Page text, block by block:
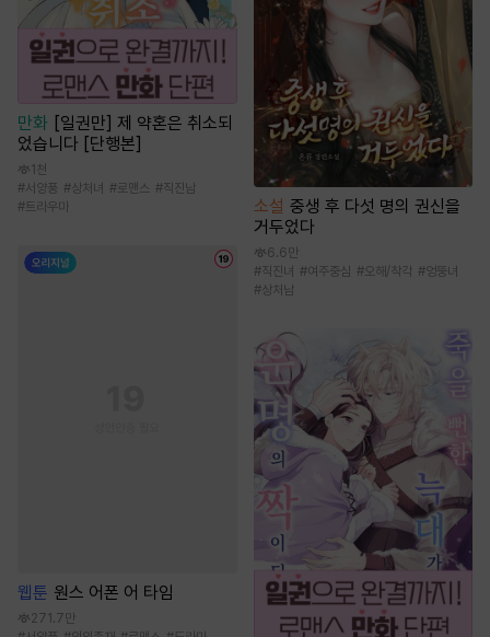
만화 [일권만] 제 약혼은 취소되
었습니다 [단행본]
1천
#서양풍 #상처녀 #로맨스 #직진남
#트라우마
웹툰 원스 어폰 어 타임
271.7만
소설 중생 후 다섯 명의 권신을
거두었다
6.6만
#직진녀 #여주중심 #오해/착각 #엉뚱녀
#상처남